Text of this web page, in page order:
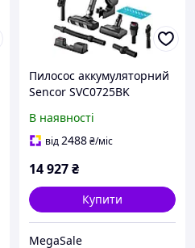
Пилосос аккумуляторний
Sencor SVC0725BK
В наявності
від2488₴/міс
14 927₴
Купити
MegaSale